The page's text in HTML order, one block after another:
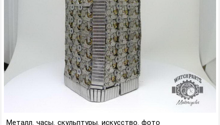
Металл, часы, скульптуры, искусство, фото